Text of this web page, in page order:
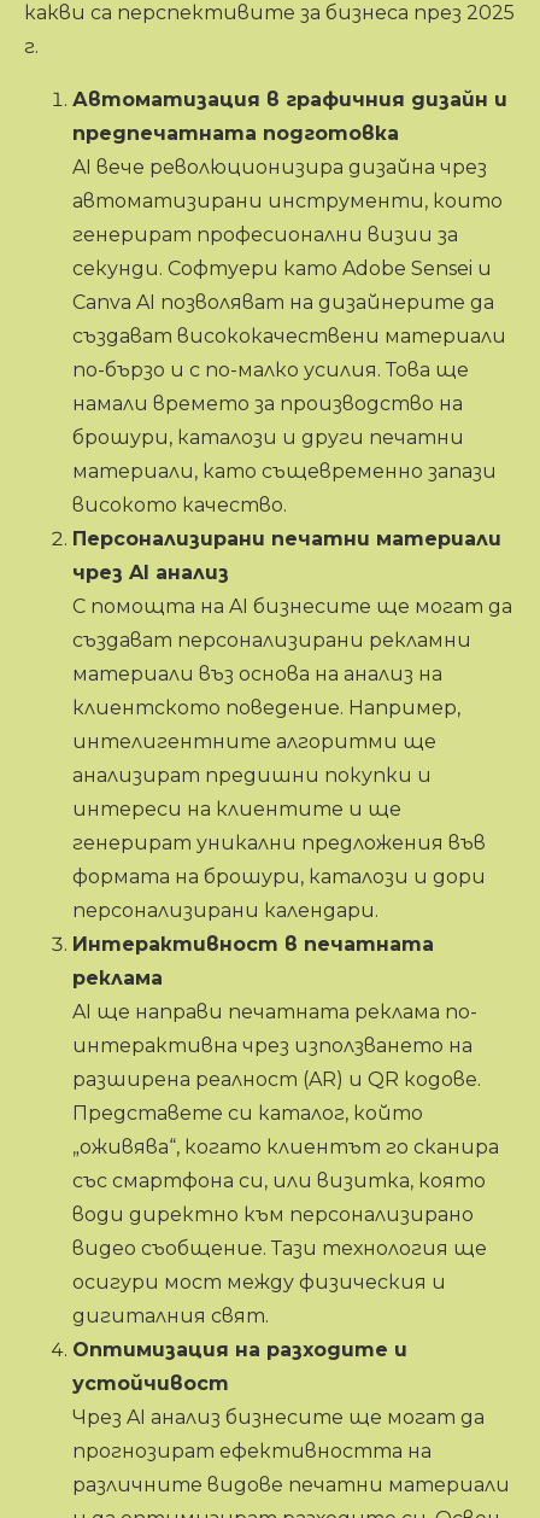
какви са перспективите за бизнеса през 2025
г.
Автоматизация в графичния дизайн и
предпечатната подготовка
AI вече революционизира дизайна чрез
автоматизирани инструменти, които
генерират професионални визии за
секунди. Софтуери като Adobe Sensei и
Canva AI позволяват на дизайнерите да
създават висококачествени материали
по-бързо и с по-малко усилия. Това ще
намали времето за производство на
брошури, каталози и други печатни
материали, като същевременно запази
високото качество.
Персонализирани печатни материали
чрез AI анализ
С помощта на AI бизнесите ще могат да
създават персонализирани рекламни
материали въз основа на анализ на
клиентското поведение. Например,
интелигентните алгоритми ще
анализират предишни покупки и
интереси на клиентите и ще
генерират уникални предложения във
формата на брошури, каталози и дори
персонализирани календари.
Интерактивност в печатната
реклама
AI ще направи печатната реклама по-
интерактивна чрез използването на
разширена реалност (AR) и QR кодове.
Представете си каталог, който
„оживява“, когато клиентът го сканира
със смартфона си, или визитка, която
води директно към персонализирано
видео съобщение. Тази технология ще
осигури мост между физическия и
дигиталния свят.
Оптимизация на разходите и
устойчивост
Чрез AI анализ бизнесите ще могат да
прогнозират ефективността на
различните видове печатни материали